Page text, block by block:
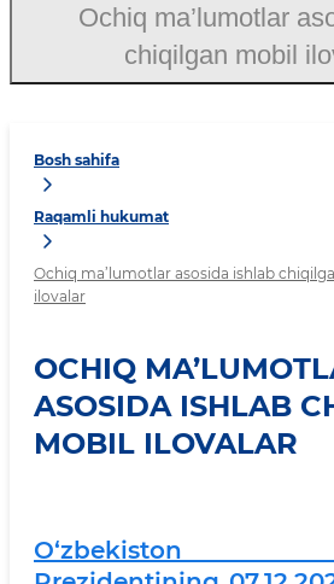
Bosh sahifa
Raqamli hukumat
Ochiq ma’lumotlar asosida ishlab
ilovalar
OCHIQ
ASOSIDA ISHLAB
MOBIL ILOVALAR
O‘zbekiston
Ochiq ma’lumotlar
chiqilgan mobil